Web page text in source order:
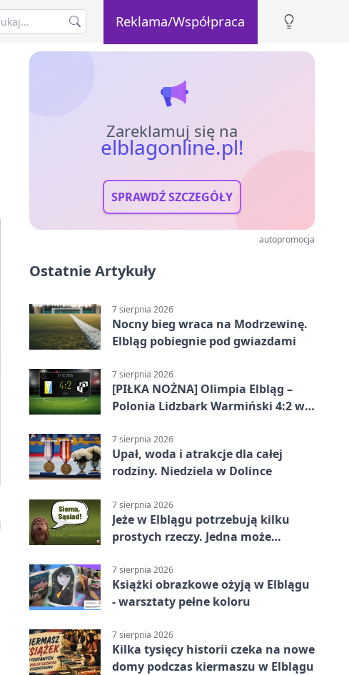
Reklama/Współpraca
Zareklamuj się na
elblagonline.pl!
SPRAWDŹ SZCZEGÓŁY
autopromocja
Ostatnie Artykuły
7 sierpnia 2026
Nocny bieg wraca na Modrzewinę.
Elbląg pobiegnie pod gwiazdami
7 sierpnia 2026
[PIŁKA NOŻNA] Olimpia Elbląg –
Polonia Lidzbark Warmiński 4:2 w
7 sierpnia 2026
Upał, woda i atrakcje dla całej
rodziny. Niedziela w Dolince
7 sierpnia 2026
Jeże w Elblągu potrzebują kilku
prostych rzeczy. Jedna może
7 sierpnia 2026
Książki obrazkowe ożyją w Elblągu
- warsztaty pełne koloru
7 sierpnia 2026
Kilka tysięcy historii czeka na nowe
domy podczas kiermaszu w Elblągu